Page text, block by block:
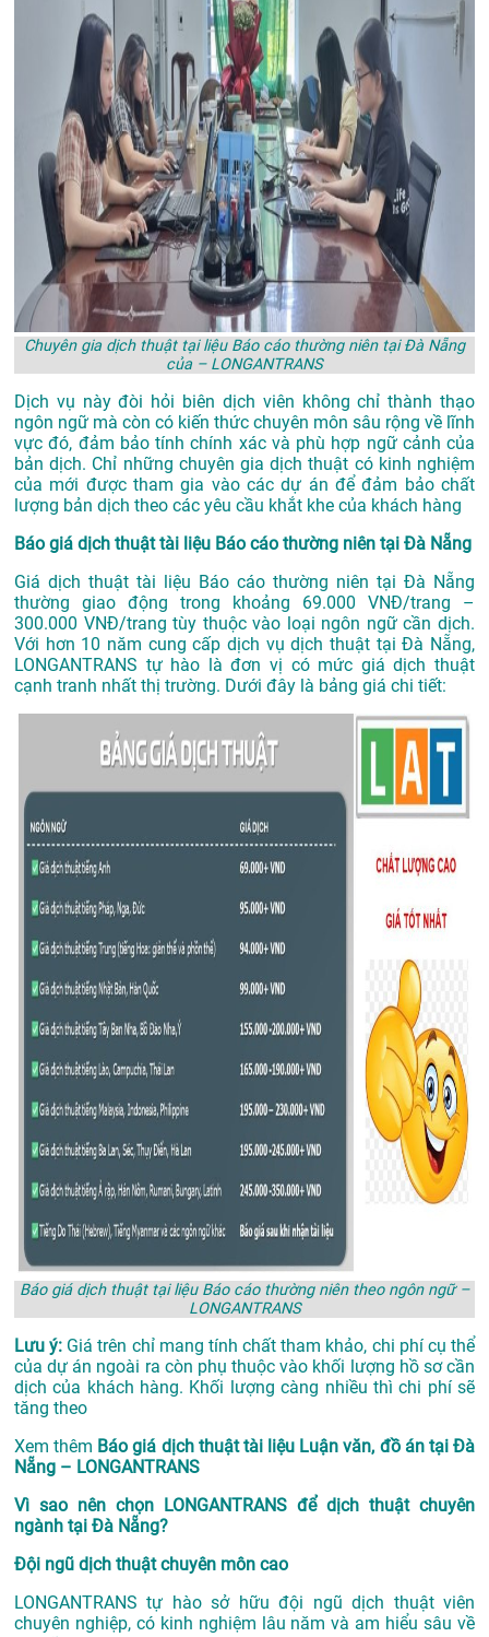
Chuyên gia dịch thuật tại liệu Báo cáo thường niên tại Đà Nẵng
của – LONGANTRANS
Dịch vụ này đòi hỏi biên dịch viên không chỉ thành thạo
ngôn ngữ mà còn có kiến thức chuyên môn sâu rộng về lĩnh
vực đó, đảm bảo tính chính xác và phù hợp ngữ cảnh của
bản dịch. Chỉ những chuyên gia dịch thuật có kinh nghiệm
của mới được tham gia vào các dự án để đảm bảo chất
lượng bản dịch theo các yêu cầu khắt khe của khách hàng
Báo giá dịch thuật tài liệu Báo cáo thường niên tại Đà Nẵng
Giá dịch thuật tài liệu Báo cáo thường niên tại Đà Nẵng
thường giao động trong khoảng 69.000 VNĐ/trang –
300.000 VNĐ/trang tùy thuộc vào loại ngôn ngữ cần dịch.
Với hơn 10 năm cung cấp dịch vụdịch thuật tại Đà Nẵng,
LONGANTRANS tự hào là đơn vị có mức giá dịch thuật
cạnh tranh nhất thị trường. Dưới đây là bảng giá chi tiết:
Báo giá dịch thuật tại liệu Báo cáo thường niên theo ngôn ngữ –
LONGANTRANS
Lưu ý: Giá trên chỉ mang tính chất tham khảo, chi phí cụ thể
của dự án ngoài ra còn phụ thuộc vào khối lượng hồ sơ cần
dịch của khách hàng. Khối lượng càng nhiều thì chi phí sẽ
tăng theo
Xem thêm Báo giá dịch thuật tài liệu Luận văn, đồ án tại Đà
Nẵng – LONGANTRANS
Vì sao nên chọn LONGANTRANS để dịch thuật chuyên
ngành tại Đà Nẵng?
Đội ngũ dịch thuật chuyên môn cao
LONGANTRANS tự hào sở hữu đội ngũ dịch thuật viên
chuyên nghiệp, có kinh nghiệm lâu năm và am hiểu sâu về